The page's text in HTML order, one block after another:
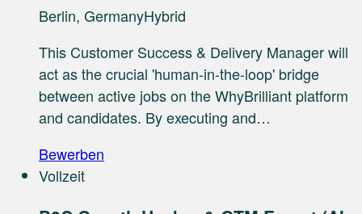
Berlin, GermanyHybrid
This Customer Success & Delivery Manager will
act as the crucial 'human-in-the-loop' bridge
between active jobs on the WhyBrilliant platform
and candidates. By executing and…
Bewerben
Vollzeit